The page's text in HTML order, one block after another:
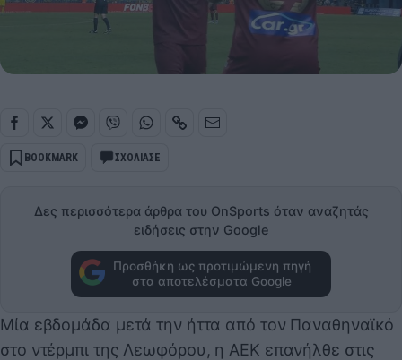
BOOKMARK ΣΧΟΛΙΑΣΕ
Δες περισσότερα άρθρα του OnSports όταν αναζητάς
ειδήσεις στην Google
Προσθήκη ως προτιμώμενη πηγή
στα αποτελέσματα Google
Μία εβδομάδα μετά την ήττα από τον Παναθηναϊκό
στο ντέρμπι της Λεωφόρου, η ΑΕΚ επανήλθε στις